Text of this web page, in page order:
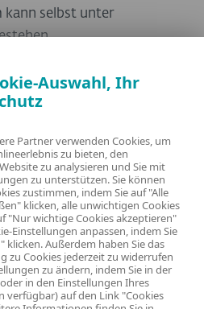
kann selbst unter
ESET
Datenschutzerklärung
Auswahl, Ihr
Partner verwenden Cookies, um
zu bieten, den
zu analysieren und Sie mit
zu unterstützen. Sie können
zustimmen, indem Sie auf "Alle
klicken, alle unwichtigen Cookies
"Nur wichtige Cookies akzeptieren"
Einstellungen anpassen, indem Sie
klicken. Außerdem haben Sie das
zu Cookies jederzeit zu widerrufen
zu ändern, indem Sie in der
in den Einstellungen Ihres
verfügbar) auf den Link "Cookies